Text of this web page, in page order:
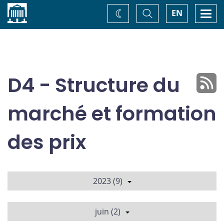
Accueil EN
Basculer
la
recherche
Changez
de
D4 - Structure du
marché et formation
des prix
2023 (9)
juin (2)